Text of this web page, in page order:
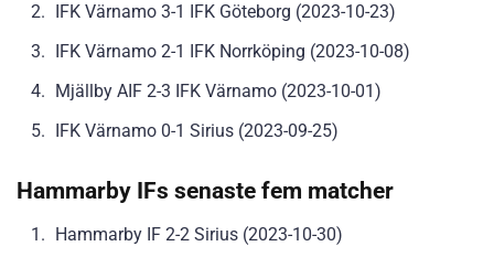
IFK Värnamo 3-1 IFK Göteborg (2023-10-23)
IFK Värnamo 2-1 IFK Norrköping (2023-10-08)
Mjällby AIF 2-3 IFK Värnamo (2023-10-01)
IFK Värnamo 0-1 Sirius (2023-09-25)
Hammarby IFs senaste fem matcher
Hammarby IF 2-2 Sirius (2023-10-30)